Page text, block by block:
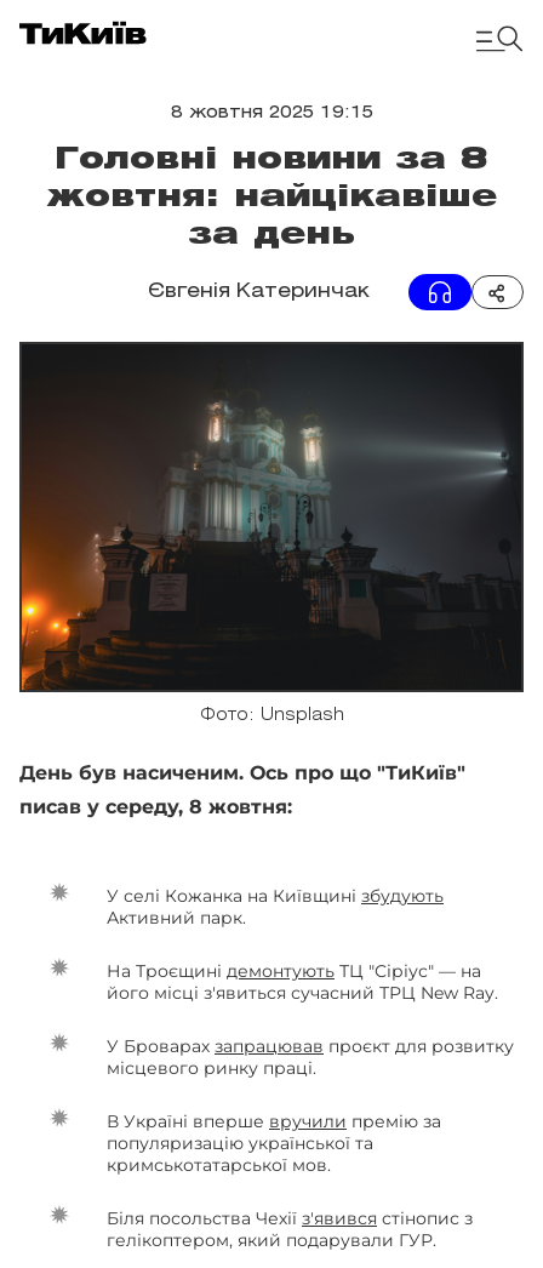
8 жовтня 2025 19:15
Головні новини за 8
жовтня: найцікавіше
за день
Євгенія Катеринчак
Фото: Unsplash
День був насиченим. Ось про що "ТиКиїв"
писав у середу, 8 жовтня:
У селі Кожанка на Київщині збудують
Активний парк.
На Троєщині демонтують ТЦ "Сіріус" — на
його місці з'явиться сучасний ТРЦ New Ray.
У Броварах запрацював проєкт для розвитку
місцевого ринку праці.
В Україні вперше вручили премію за
популяризацію української та
кримськотатарської мов.
Біля посольства Чехії з'явився стінопис з
гелікоптером, який подарували ГУР.